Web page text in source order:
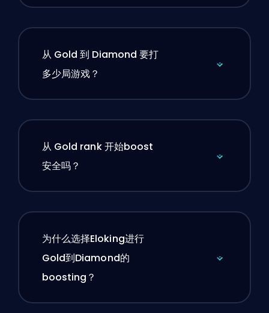
从 Gold 到 Diamond 要打
多少局游戏？
从 Gold rank 开始boost
安全吗？
为什么选择Eloking进行
Gold到Diamond的
boosting？